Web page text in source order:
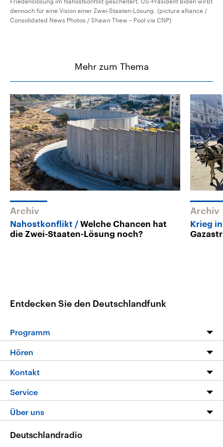
dennoch für eine Vision einer Zwei-Staaten-Lösung. (picture alliance /
Consolidated News Photos / Shawn Thew – Pool via CNP)
Mehr zum Thema
Archiv
Nahostkonflikt
Welche Chancen hat
die Zwei-Staaten-Lösung noch?
Archiv
Krieg
Entdecken Sie den Deutschlandfunk
Programm
Programm
Die Nachrichten
Nachrichtenleicht
Neue Beiträge auf dlf.de
Hören
Livestream
Podcasts
Deutschlandfunk App
Nachrichten App
Kontakt
Hörerservice
Service
FAQ
Veranstaltungen
Über uns
Deutschlandradio